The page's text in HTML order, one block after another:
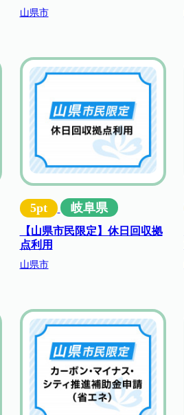
山県市
5pt 岐阜県
【山県市民限定】休日回収拠
点利用
山県市